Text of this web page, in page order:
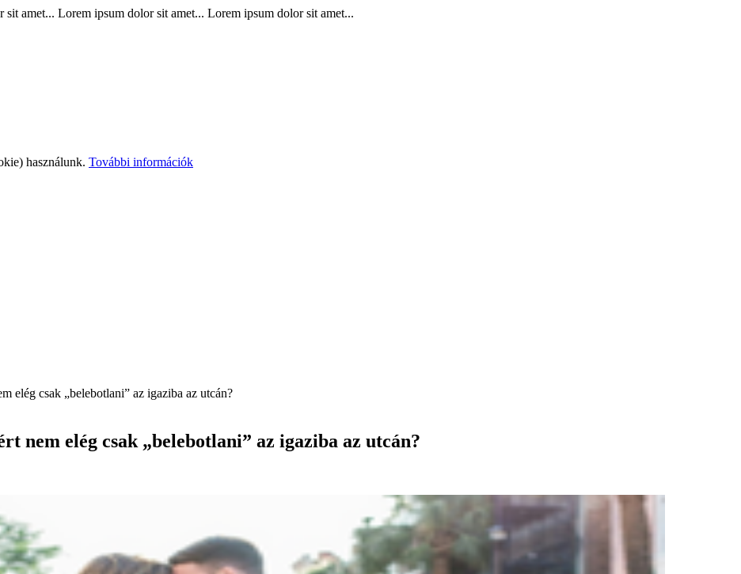
amet... Lorem ipsum dolor sit amet... Lorem ipsum dolor sit amet...
használunk. További információk
elég csak „belebotlani” az igaziba az utcán?
nem elég csak „belebotlani” az igaziba az utcán?